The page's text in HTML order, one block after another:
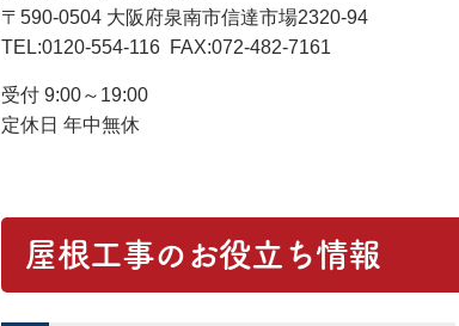
〒590-0504 大阪府泉南市信達市場2320-94
TEL:0120-554-116 FAX:072-482-7161
受付 9:00～19:00
定休日 年中無休
屋根工事のお役立ち情報